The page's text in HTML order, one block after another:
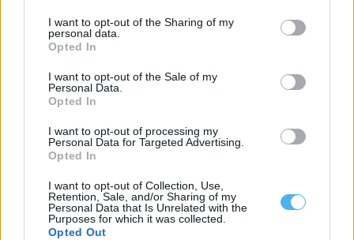
I want to opt-out of the Sharing of my
personal data.
Opted In
I want to opt-out of the Sale of my
Personal Data.
Opted In
I want to opt-out of processing my
Personal Data for Targeted Advertising.
Opted In
I want to opt-out of Collection, Use,
Retention, Sale, and/or Sharing of my
Personal Data that Is Unrelated with the
Purposes for which it was collected.
Opted Out
Um dos detidos na operação da PJ em Sines morreu na prisão
Um dos três detidos na operação da Polícia Judiciária que